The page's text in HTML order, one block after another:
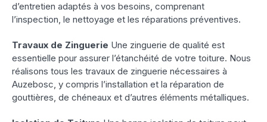
d’entretien adaptés à vos besoins, comprenant
l’inspection, le nettoyage et les réparations préventives.
Travaux de Zinguerie Une zinguerie de qualité est
essentielle pour assurer l’étanchéité de votre toiture. Nous
réalisons tous les travaux de zinguerie nécessaires à
Auzebosc, y compris l’installation et la réparation de
gouttières, de chéneaux et d’autres éléments métalliques.